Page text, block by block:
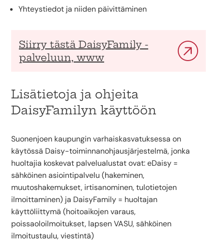
Yhteystiedot ja niiden päivittäminen
Siirry tästä DaisyFamily -
palveluun, www
Lisätietoja ja ohjeita
DaisyFamilyn käyttöön
Suonenjoen kaupungin varhaiskasvatuksessa on
käytössä Daisy-toiminnanohjausjärjestelmä, jonka
huoltajia koskevat palvelualustat ovat: eDaisy =
sähköinen asiointipalvelu (hakeminen,
muutoshakemukset, irtisanominen, tulotietojen
ilmoittaminen) ja DaisyFamily = huoltajan
käyttöliittymä (hoitoaikojen varaus,
poissaoloilmoitukset, lapsen VASU, sähköinen
ilmoitustaulu, viestintä)